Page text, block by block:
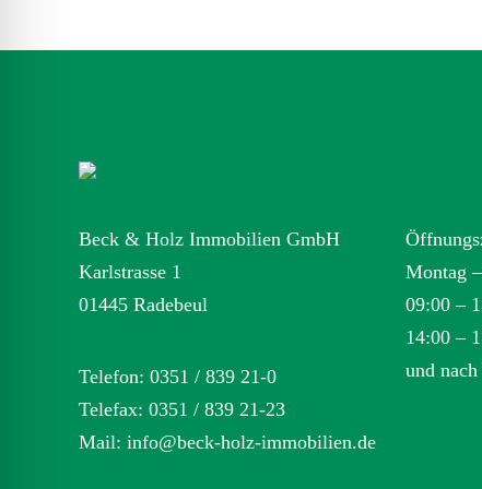
Beck & Holz Immobilien GmbH
Karlstrasse 1
01445 Radebeul
Telefon: 0351 / 839 21-0
Telefax: 0351 / 839 21-23
Mail: info@beck-holz-immobilien.de
Montag
09:00 –
14:00 –
und